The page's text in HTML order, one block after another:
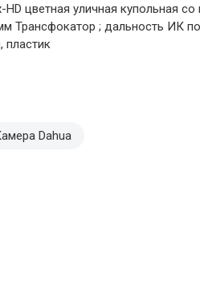
цветная уличная купольная
; дальность ИК
пластик
Dahua